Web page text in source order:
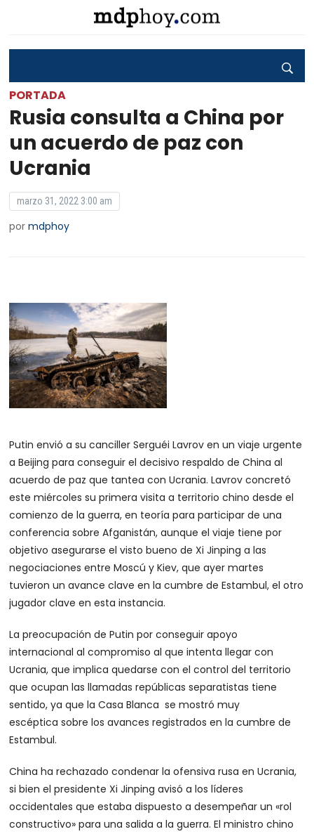
PORTADA
Rusia consulta a China por
un acuerdo de paz con
Ucrania
marzo 31, 2022 3:00 am
pormdphoy
Putin envió a su canciller Serguéi Lavrov en un viaje urgente
a Beijing para conseguir el decisivo respaldo de China al
acuerdo de paz que tantea con Ucrania. Lavrov concretó
este miércoles su primera visita a territorio chino desde el
comienzo de la guerra, en teoría para participar de una
conferencia sobre Afganistán, aunque el viaje tiene por
objetivo asegurarse el visto bueno de Xi Jinping a las
negociaciones entre Moscú y Kiev, que ayer martes
tuvieron un avance clave en la cumbre de Estambul, el otro
jugador clave en esta instancia.
La preocupación de Putin por conseguir apoyo
internacional al compromiso al que intenta llegar con
Ucrania, que implica quedarse con el control del territorio
que ocupan las llamadas repúblicas separatistas tiene
sentido, ya que la Casa Blanca se mostró muy
escéptica sobre los avances registrados en la cumbre de
Estambul.
China ha rechazado condenar la ofensiva rusa en Ucrania,
si bien el presidente Xi Jinping avisó a los líderes
occidentales que estaba dispuesto a desempeñar un «rol
constructivo» para una salida a la guerra. El ministro chino